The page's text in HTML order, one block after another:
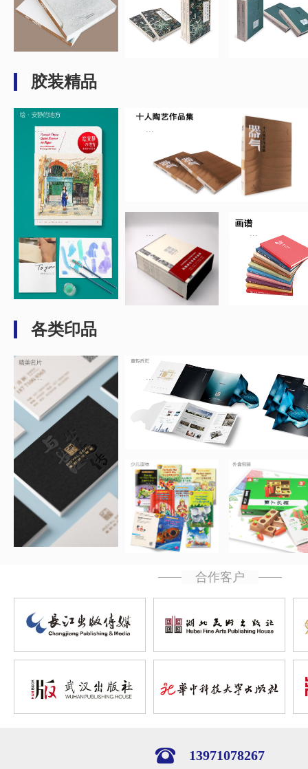
胶装精品
... ...
... ...
各类印品
... ...
... ...
合作客户
13971078267